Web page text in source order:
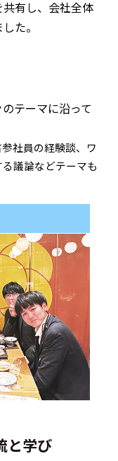
有し、会社全体
た。
テーマに沿って
社員の経験談、ワ
議論などテーマも
と学び